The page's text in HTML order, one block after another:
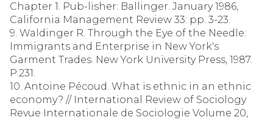
Chapter 1. Pub-lisher: Ballinger. January 1986,
California Management Review 33: pp. 3-23.
9. Waldinger R. Through the Eye of the Needle:
Immigrants and Enterprise in New York's
Garment Trades. New York University Press, 1987.
P.231.
10. Antoine Pécoud. What is ethnic in an ethnic
economy? // International Review of Sociology
Revue Internationale de Sociologie Volume 20,